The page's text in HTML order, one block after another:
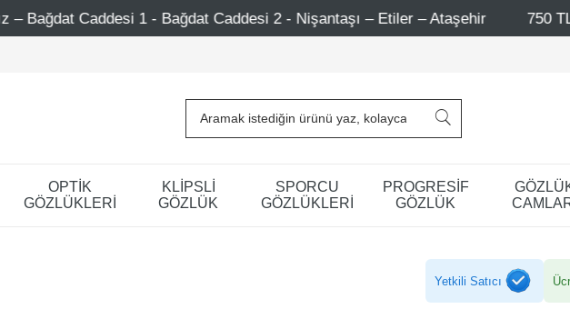
- Bağdat Caddesi 2 - Nişantaşı – Etiler – Ataşehir 750 TL Üzeri
OPTİK
GÖZLÜKLERİ
KLİPSLİ
GÖZLÜK
SPORCU
GÖZLÜKLERİ
PROGRESİF
GÖZLÜK
Yetkili Satıcı